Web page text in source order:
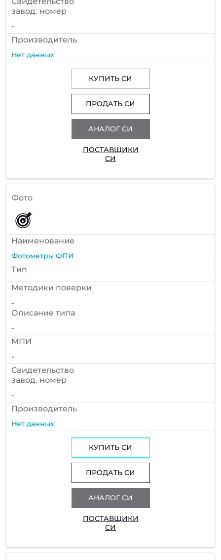
завод. номер
-
Производитель
Нет данных
КУПИТЬ СИ
ПРОДАТЬ СИ
АНАЛОГ СИ
ПОСТАВЩИКИ
СИ
Фото
Наименование
Фотометры ФПИ
Тип
Методики поверки
-
Описание типа
-
МПИ
-
Cвидетельство
завод. номер
-
Производитель
Нет данных
КУПИТЬ СИ
ПРОДАТЬ СИ
АНАЛОГ СИ
ПОСТАВЩИКИ
СИ